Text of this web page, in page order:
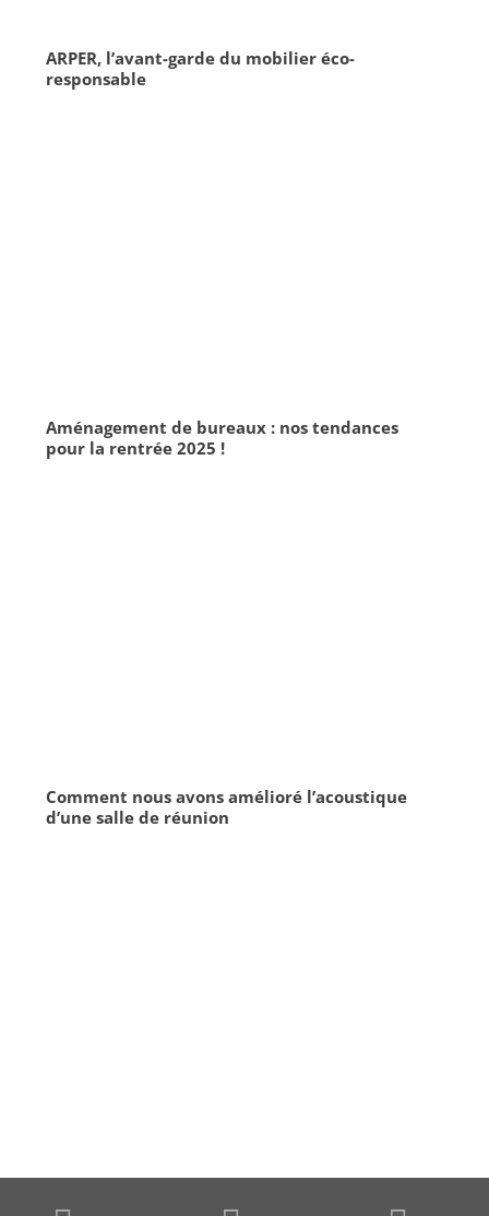
ARPER, l’avant-garde du mobilier éco-
responsable
Aménagement de bureaux : nos tendances
pour la rentrée 2025 !
Comment nous avons amélioré l’acoustique
d’une salle de réunion